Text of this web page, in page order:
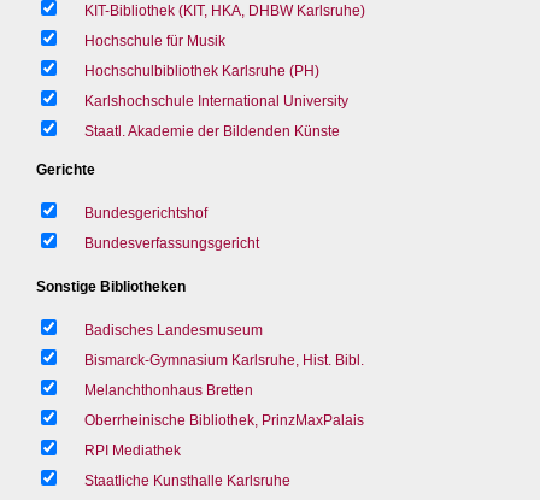
KIT-Bibliothek (KIT, HKA, DHBW Karlsruhe)
Hochschule für Musik
Hochschulbibliothek Karlsruhe (PH)
Karlshochschule International University
Staatl. Akademie der Bildenden Künste
Gerichte
Bundesgerichtshof
Bundesverfassungsgericht
Sonstige Bibliotheken
Badisches Landesmuseum
Bismarck-Gymnasium Karlsruhe, Hist. Bibl.
Melanchthonhaus Bretten
Oberrheinische Bibliothek, PrinzMaxPalais
RPI Mediathek
Staatliche Kunsthalle Karlsruhe